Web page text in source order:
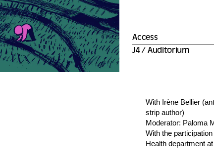
Access
J4 / Auditorium
With Irène Bellier
strip author)
Moderator: Paloma
With the
Health department